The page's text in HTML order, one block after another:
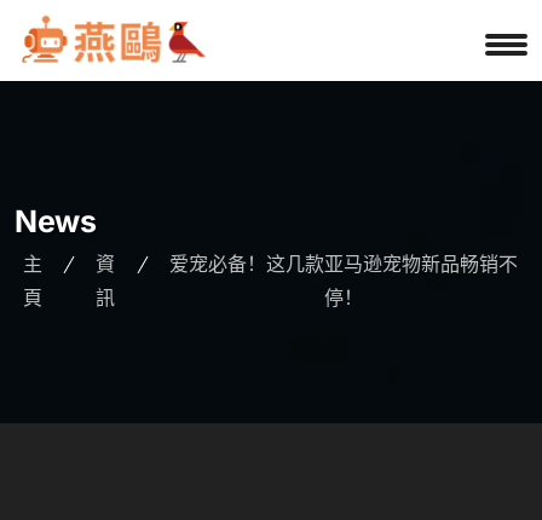
News
主
頁
資
訊
爱宠必备！这几款亚马逊宠物新品畅销不
停！